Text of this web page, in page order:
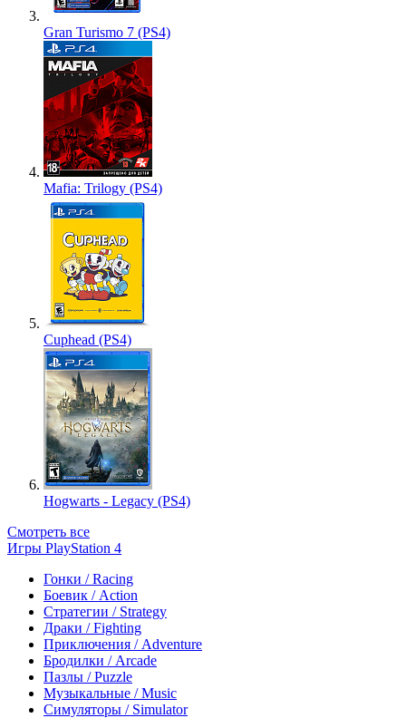
Gran Turismo 7 (PS4)
Mafia: Trilogy (PS4)
Cuphead (PS4)
Hogwarts - Legacy (PS4)
Смотреть все
Игры PlayStation 4
Гонки / Racing
Боевик / Action
Стратегии / Strategy
Драки / Fighting
Приключения / Adventure
Бродилки / Arcade
Пазлы / Puzzle
Музыкальные / Music
Симуляторы / Simulator